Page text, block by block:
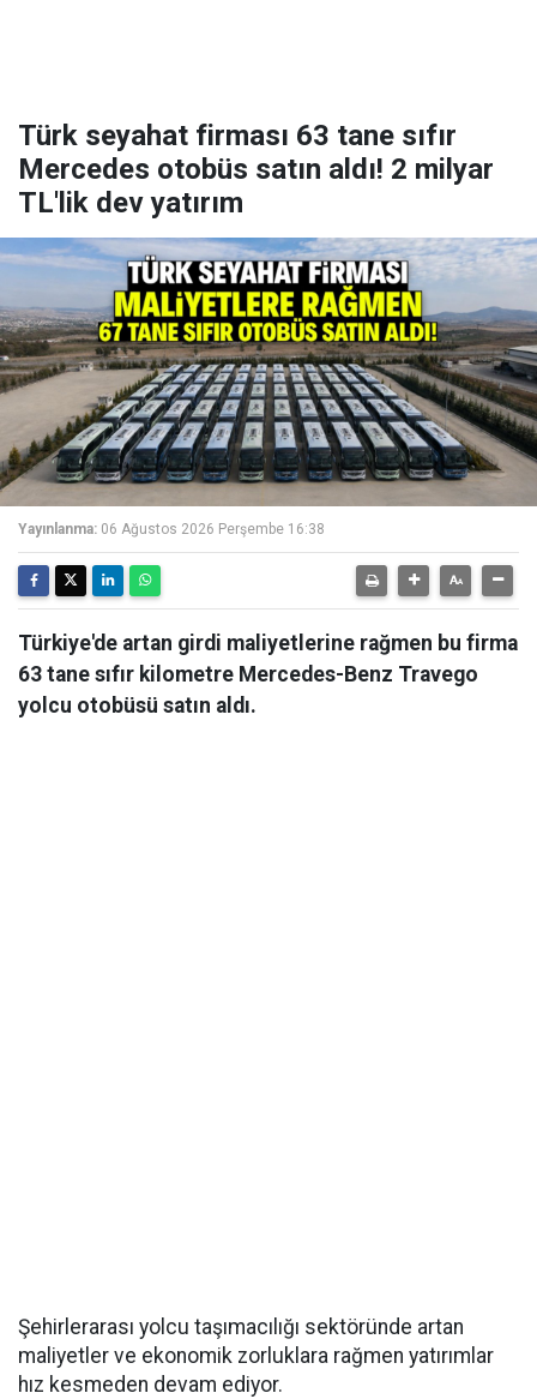
Türk seyahat firması 63 tane sıfır
Mercedes otobüs satın aldı! 2 milyar
TL'lik dev yatırım
Yayınlanma: 06 Ağustos 2026 Perşembe 16:38
Türkiye'de artan girdi maliyetlerine rağmen bu firma
63 tane sıfır kilometre Mercedes-Benz Travego
yolcu otobüsü satın aldı.
Şehirlerarası yolcu taşımacılığı sektöründe artan
maliyetler ve ekonomik zorluklara rağmen yatırımlar
hız kesmeden devam ediyor.